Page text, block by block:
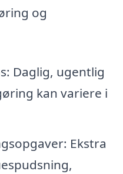
og
Daglig, ugentlig
kan variere i
Ekstra